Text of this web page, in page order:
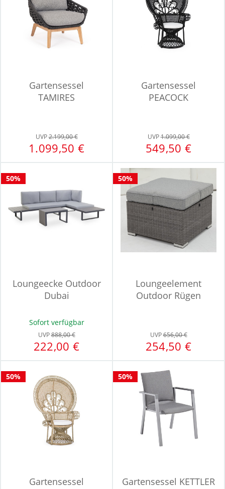
Gartensessel
TAMIRES
UVP2.199,00 €
1.099,50 €
Gartensessel
PEACOCK
UVP1.099,00 €
549,50 €
50%
Loungeecke Outdoor
Dubai
Sofort verfügbar
UVP888,00 €
222,00 €
50%
Loungeelement
Outdoor Rügen
UVP656,00 €
254,50 €
50%
Gartensessel
50%
Gartensessel KETTLER